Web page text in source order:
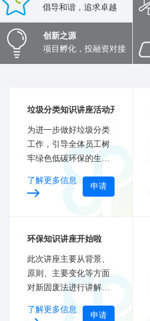
倡导和谐，追求卓越
创新之源
项目孵化，投融资对接
垃圾分类知识讲座活动开始啦
为进一步做好垃圾分类
工作，引导全体员工树
牢绿色低碳环保的生活
圾分类知识讲座。
了解更多信息
申请
环保知识讲座开始啦
此次讲座主要从背景、
原则、主要变化等方面
对新固废法进行讲解，
企业日常生产中容易忽
了解更多信息
申请